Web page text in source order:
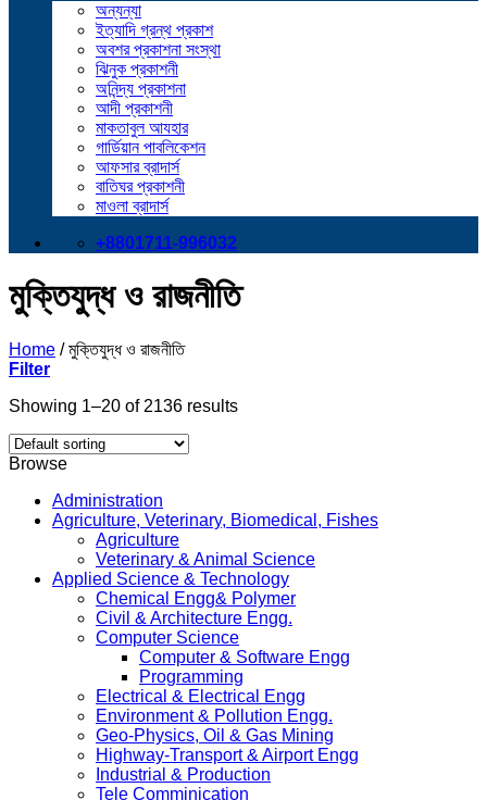
অন্যন্যা
ইত্যাদি গ্রন্থ প্রকাশ
অবশর প্রকাশনা সংস্থা
ঝিনুক প্রকাশনী
অনিন্দ্য প্রকাশনা
আদী প্রকাশনী
মাকতাবুল আযহার
গার্ডিয়ান পাবলিকেশন
আফসার ব্রাদার্স
বাতিঘর প্রকাশনী
মাওলা ব্রাদার্স
+8801711-996032
মুক্তিযুদ্ধ ও রাজনীতি
Home /মুক্তিযুদ্ধ ও রাজনীতি
Filter
Showing 1–20 of 2136 results
Browse
Administration
Agriculture, Veterinary, Biomedical, Fishes
Agriculture
Veterinary & Animal Science
Applied Science & Technology
Chemical Engg& Polymer
Civil & Architecture Engg.
Computer Science
Computer & Software Engg
Programming
Electrical & Electrical Engg
Environment & Pollution Engg.
Geo-Physics, Oil & Gas Mining
Highway-Transport & Airport Engg
Industrial & Production
Tele Comminication